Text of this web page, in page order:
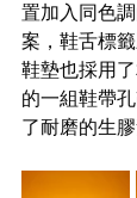
置加入同色
案，鞋舌標
鞋墊也採用
的一組鞋帶
了耐磨的生膠